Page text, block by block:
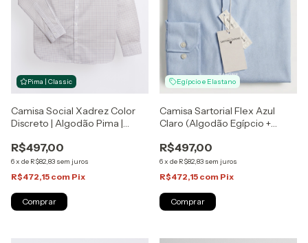
Pima | Classic
Camisa Social Xadrez Color
Discreto | Algodão Pima |
R$497,00
6x de R$82,83 sem juros
R$472,15 com Pix
Comprar
Egípcio e Elastano
Camisa Sartorial Flex Azul
Claro (Algodão Egípcio +
R$497,00
6x de R$82,83 sem juros
R$472,15 com Pix
Comprar